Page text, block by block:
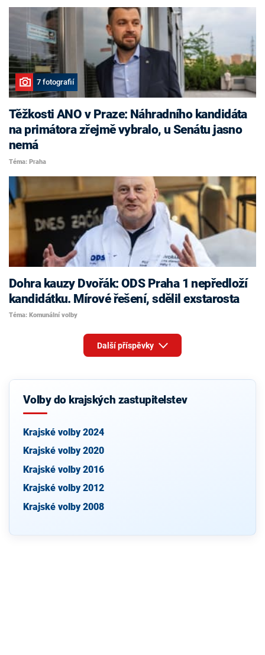
7 fotografií
Těžkosti ANO v Praze: Náhradního kandidáta
na primátora zřejmě vybralo, u Senátu jasno
nemá
Téma: Praha
Dohra kauzy Dvořák: ODS Praha 1 nepředloží
kandidátku. Mírové řešení, sdělil exstarosta
Téma: Komunální volby
Další příspěvky
Volby do krajských zastupitelstev
Krajské volby 2024
Krajské volby 2020
Krajské volby 2016
Krajské volby 2012
Krajské volby 2008